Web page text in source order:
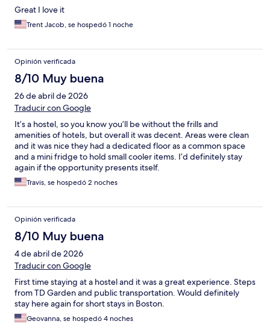
Great I love it
Trent Jacob, se hospedó 1 noche
Opinión verificada
8/10 Muy buena
26 de abril de 2026
Traducir con Google
It’s a hostel, so you know you’ll be without the frills and
amenities of hotels, but overall it was decent. Areas were clean
and it was nice they had a dedicated floor as a common space
and a mini fridge to hold small cooler items. I’d definitely stay
again if the opportunity presents itself.
Travis, se hospedó 2 noches
Opinión verificada
8/10 Muy buena
4 de abril de 2026
Traducir con Google
First time staying at a hostel and it was a great experience. Steps
from TD Garden and public transportation. Would definitely
stay here again for short stays in Boston.
Geovanna, se hospedó 4 noches